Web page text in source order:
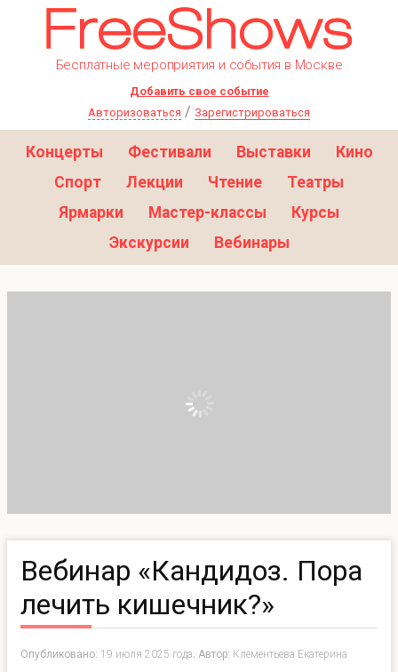
Бесплатные мероприятия и события в Москве
Добавить свое событие
Авторизоваться / Зарегистрироваться
Концерты Фестивали Выставки
Кино
Спорт
Лекции Чтение
Театры
Ярмарки
Мастер-классы
Курсы
Экскурсии
Вебинары
Вебинар «Кандидоз. Пора
лечить кишечник?»
Опубликовано: 19 июля 2025 года; Автор: Клементьева Екатерина